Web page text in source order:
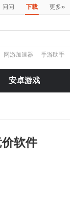
问问 下载 更多»
网游加速器 手游助手
安卓游戏
软件